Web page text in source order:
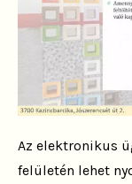
Az elektronikus
felületén lehet